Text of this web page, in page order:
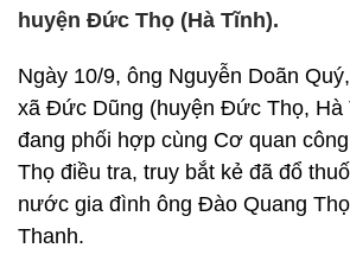
huyện Đức Thọ (Hà Tĩnh).
Ngày 10/9, ông Nguyễn Doãn
xã Đức Dũng (huyện Đức Thọ, Hà
đang phối hợp cùng Cơ quan
Thọ điều tra, truy bắt kẻ đã đổ
nước gia đình ông Đào Quang
Thanh.